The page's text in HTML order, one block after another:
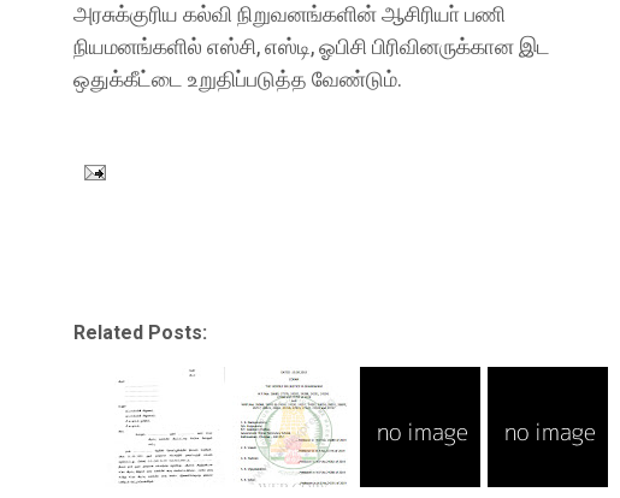
அரசுக்குரிய கல்வி நிறுவனங்களின் ஆசிரியா் பணி
நியமனங்களில் எஸ்சி, எஸ்டி, ஓபிசி பிரிவினருக்கான இட
ஒதுக்கீட்டை உறுதிப்படுத்த வேண்டும்.
Related Posts: